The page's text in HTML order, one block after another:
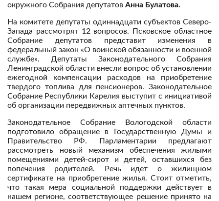
окружного Собрания депутатов Анна Булатова.
На комитете депутаты одиннадцати субъектов Северо-
Запада рассмотрят 12 вопросов. Псковское областное
Собрание депутатов представит изменения в
федеральный закон «О воинской обязанности и военной
службе». Депутаты Законодательного Собрания
Ленинградской области внесли вопрос об установлении
ежегодной компенсации расходов на приобретение
твердого топлива для пенсионеров. Законодательное
Собрание Республики Карелия выступит с инициативой
об организации передвижных аптечных пунктов.
Законодательное Собрание Вологодской области
подготовило обращение в Государственную Думы и
Правительство РФ. Парламентарии предлагают
рассмотреть новый механизм обеспечения жилыми
помещениями детей-сирот и детей, оставшихся без
попечения родителей. Речь идет о жилищном
сертификате на приобретение жилья. Стоит отметить,
что такая мера социальной поддержки действует в
нашем регионе, соответствующее решение принято на